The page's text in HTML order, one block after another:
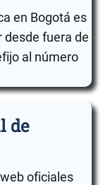
en Bogotá es
desde fuera de
al número
de
oficiales